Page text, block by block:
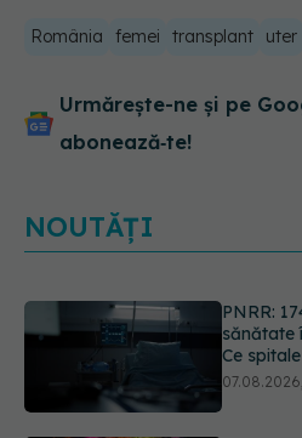
România femei transplant uter
Urmărește-ne și pe
abonează‑te!
NOUTĂȚI
PNRR:
sănătate
Ce